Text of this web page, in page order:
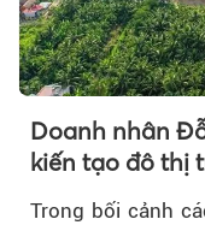
Doanh nhân
kiến tạo đô thị
Trong bối cảnh